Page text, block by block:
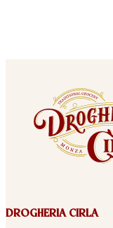
DROGHERIA CIRLA